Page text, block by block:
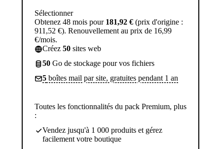
Sélectionner
Obtenez 48 mois pour 181,92 € (prix d'origine :
911,52 €). Renouvellement au prix de 16,99
€/mois.
Créez 50 sites web
50 Go de stockage pour vos fichiers
5 boîtes mail par site, gratuites pendant 1 an
Toutes les fonctionnalités du pack Premium, plus
:
Vendez jusqu'à 1 000 produits et gérez
facilement votre boutique